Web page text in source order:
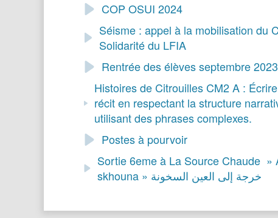
COP OSUI 2024
Séisme : appel à la mobilisation du
Solidarité du LFIA
Rentrée des élèves septembre 2023
Histoires de Citrouilles CM2 A :
récit en respectant la structure
utilisant des phrases complexes.
Postes à pourvoir
Sortie 6eme à La Source Chaude »
skhouna » خرجة إلى العين السخونة